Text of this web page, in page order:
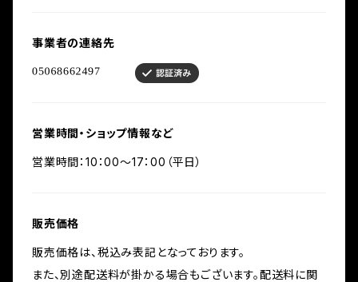
事業者の連絡先
営業時間・ショップ情報など
営業時間：10：00～17：00（平日）
販売価格
販売価格は、税込み表記となっております。
また、別途配送料が掛かる場合もございます。配送料に関